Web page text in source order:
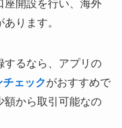
座開設を行い、海外
ります。
するなら、アプリの
ェックがおすすめで
額から取引可能なの